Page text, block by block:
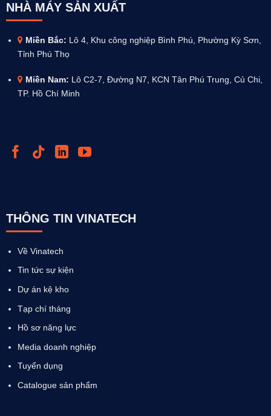
NHÀ MÁY SẢN XUẤT
Miền Bắc: Lô 4, Khu công nghiệp Bình Phú, Phường Kỳ Sơn,
Tỉnh Phú Thọ
Miền Nam: Lô C2-7, Đường N7, KCN Tân Phú Trung, Củ Chi,
TP. Hồ Chí Minh
THÔNG TIN VINATECH
Về Vinatech
Tin tức sự kiện
Dự án kệ kho
Tạp chí tháng
Hồ sơ năng lực
Media doanh nghiệp
Tuyển dụng
Catalogue sản phẩm